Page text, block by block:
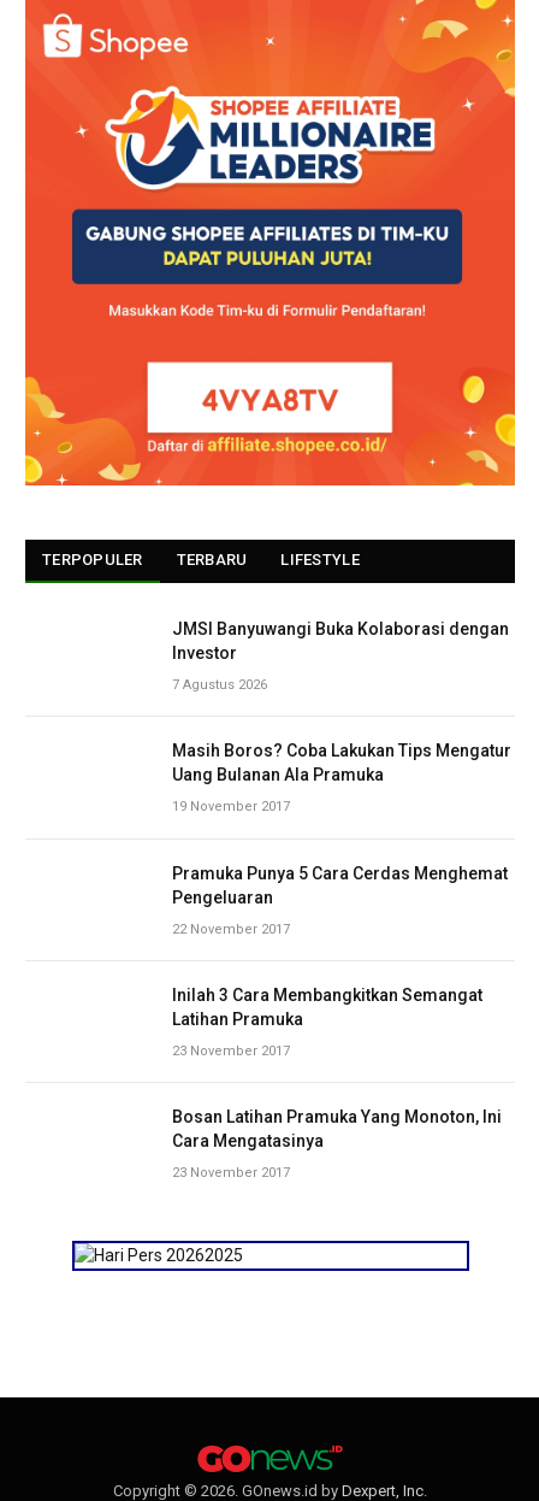
TERPOPULER TERBARU LIFESTYLE
JMSI Banyuwangi Buka Kolaborasi dengan
Investor
7 Agustus 2026
Masih Boros? Coba Lakukan Tips Mengatur
Uang Bulanan Ala Pramuka
19 November 2017
Pramuka Punya 5 Cara Cerdas Menghemat
Pengeluaran
22 November 2017
Inilah 3 Cara Membangkitkan Semangat
Latihan Pramuka
23 November 2017
Bosan Latihan Pramuka Yang Monoton, Ini
Cara Mengatasinya
23 November 2017
Copyright © 2026. GOnews.id by Dexpert, Inc.